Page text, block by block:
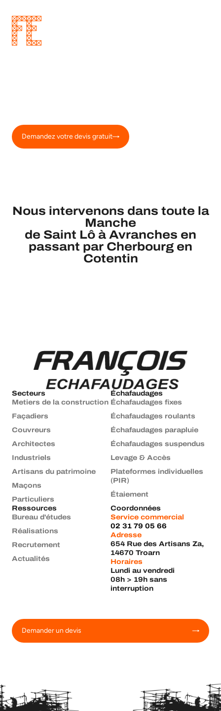
Demandez votre devis gratuit
Nous intervenons dans toute la
Manche
de Saint Lô à Avranches en
passant par Cherbourg en
Cotentin
Secteurs
Metiers de la construction
Façadiers
Couvreurs
Architectes
Industriels
Artisans du patrimoine
Maçons
Particuliers
Échafaudages
Échafaudages fixes
Échafaudages roulants
Échafaudages parapluie
Échafaudages suspendus
Levage & Accès
Plateformes individuelles
(PIR)
Étaiement
Ressources
Bureau d'études
Réalisations
Recrutement
Actualités
Coordonnées
Service commercial
02 31 79 05 66
Adresse
654 Rue des Artisans Za,
14670 Troarn
Horaires
Lundi au vendredi
08h > 19h sans
interruption
Demander un devis